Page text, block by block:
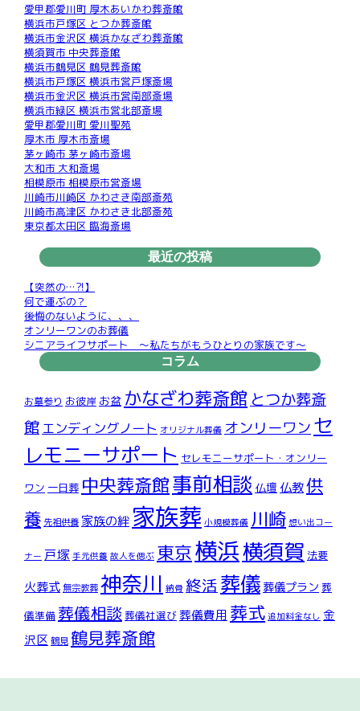
愛甲郡愛川町 厚木あいかわ葬斎館
横浜市戸塚区 とつか葬斎館
横浜市金沢区 横浜かなざわ葬斎館
横須賀市 中央葬斎館
横浜市鶴見区 鶴見葬斎館
横浜市戸塚区 横浜市営戸塚斎場
横浜市金沢区 横浜市営南部斎場
横浜市緑区 横浜市営北部斎場
愛甲郡愛川町 愛川聖苑
厚木市 厚木市斎場
茅ヶ崎市 茅ヶ崎市斎場
大和市 大和斎場
相模原市 相模原市営斎場
川崎市川崎区 かわさき南部斎苑
川崎市高津区 かわさき北部斎苑
東京都太田区 臨海斎場
最近の投稿
【突然の…?!】
何で運ぶの？
後悔のないように、、、
オンリーワンのお葬儀
シニアライフサポート ～私たちがもうひとりの家族です～
コラム
お墓参り お彼岸 お盆 かなざわ葬斎館 とつか葬斎
館 エンディングノート オリジナル葬儀 オンリーワン セ
レモニーサポート セレモニーサポート・オンリー
ワン 一日葬 中央葬斎館事前相談 仏壇 仏教供
養 先祖供養 家族の絆 家族葬 小規模葬儀 川崎 想い出コー
ナー 戸塚 手元供養 故人を偲ぶ 東京横浜横須賀 法要
火葬式無宗教葬 神奈川 納骨 終活葬儀 葬儀プラン 葬
儀準備 葬儀相談 葬儀社選び 葬儀費用 葬式 追加料金なし 金
沢区 鶴見 鶴見葬斎館